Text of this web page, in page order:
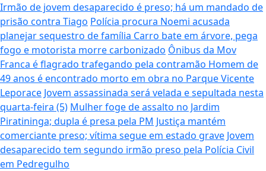
Irmão de jovem desaparecido é preso; há um mandado de
prisão contra Tiago Polícia procura Noemi acusada
planejar sequestro de família Carro bate em árvore, pega
fogo e motorista morre carbonizado Ônibus da Mov
Franca é flagrado trafegando pela contramão Homem de
49 anos é encontrado morto em obra no Parque Vicente
Leporace Jovem assassinada será velada e sepultada nesta
quarta-feira (5) Mulher foge de assalto no Jardim
Piratininga; dupla é presa pela PM Justiça mantém
comerciante preso; vítima segue em estado grave Jovem
desaparecido tem segundo irmão preso pela Polícia Civil
em Pedregulho